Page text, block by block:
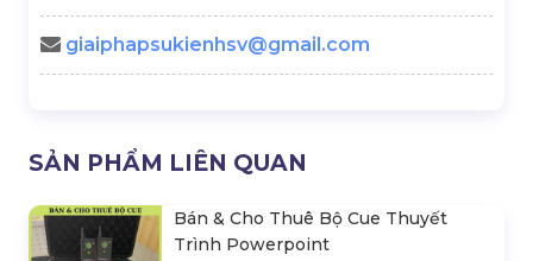
giaiphapsukienhsv@gmail.com
SẢN PHẨM LIÊN QUAN
Bán & Cho Thuê Bộ Cue Thuyết
Trình Powerpoint